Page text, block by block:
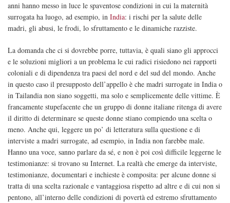
anni hanno messo in luce le spaventose condizioni in cui la maternità
surrogata ha luogo, ad esempio, in India: i rischi per la salute delle
madri, gli abusi, le frodi, lo sfruttamento e le dinamiche razziste.
La domanda che ci si dovrebbe porre, tuttavia, è quali siano gli approcci
e le soluzioni migliori a un problema le cui radici risiedono nei rapporti
coloniali e di dipendenza tra paesi del nord e del sud del mondo. Anche
in questo caso il presupposto dell’appello è che madri surrogate in India o
in Tailandia non siano soggetti, ma solo e semplicemente delle vittime. È
francamente stupefacente che un gruppo di donne italiane ritenga di avere
il diritto di determinare se queste donne stiano compiendo una scelta o
meno. Anche qui, leggere un po’ di letteratura sulla questione e di
interviste a madri surrogate, ad esempio, in India non farebbe male.
Hanno una voce, sanno parlare da sé, e non è poi così difficile leggerne le
testimonianze: si trovano su Internet. La realtà che emerge da interviste,
testimonianze, documentari e inchieste è composita: per alcune donne si
tratta di una scelta razionale e vantaggiosa rispetto ad altre e di cui non si
pentono, all’interno delle condizioni di povertà ed estremo sfruttamento